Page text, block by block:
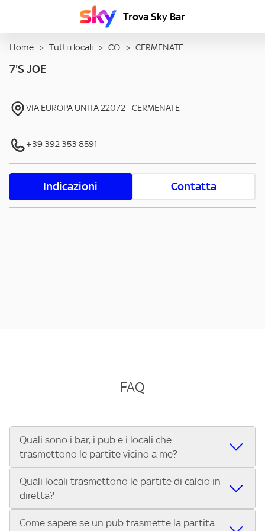
Trova Sky Bar
Home > Tutti i locali > CO > CERMENATE
7'S JOE
VIA EUROPA UNITA22072-CERMENATE
+39 392 353 8591
Indicazioni Contatta
FAQ
Quali sono i bar, i pub e i locali che
trasmettono le partite vicino a me?
Se cerchi un bar, pub, ristorante o locale vicino a te per
vedere le partite di Serie A ENILIVE, la Serie C Sky Wifi, la
UEFA Champions League, la UEFA Europa League, la UEFA
Conference League, il Tennis, la Formula 1®, la MotoGP™ e
Quali locali trasmettono le partite di calcio in
diretta?
Vuoi sapere quali bar, pub o ristoranti mostrano le partite
Come sapere se un pub trasmette la partita